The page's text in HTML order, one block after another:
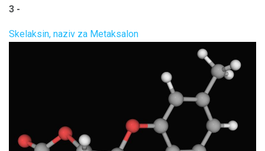
3 -
Skelaksin, naziv za Metaksalon